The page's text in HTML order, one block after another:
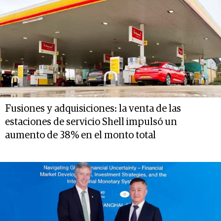
Fusiones y adquisiciones: la venta de las
estaciones de servicio Shell impulsó un
aumento de 38% en el monto total